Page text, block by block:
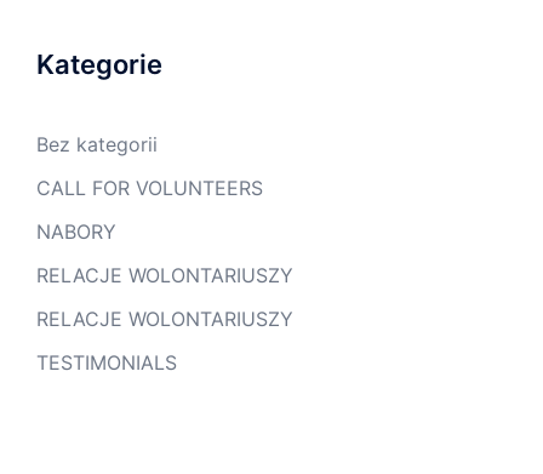
Kategorie
Bez kategorii
CALL FOR VOLUNTEERS
NABORY
RELACJE WOLONTARIUSZY
RELACJE WOLONTARIUSZY
TESTIMONIALS